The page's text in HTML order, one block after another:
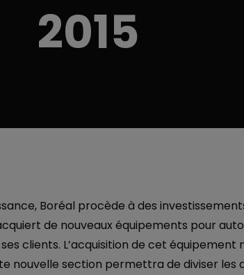
2015
Boréal procède à des
de nouveaux équipements pour
clients. L’acquisition de cet équipement
nouvelle section permettra de diviser les